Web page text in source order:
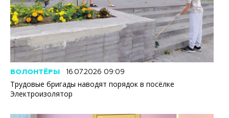
ВОЛОНТЁРЫ 16.07.2026 09:09
Трудовые бригады наводят порядок в посёлке
Электроизолятор